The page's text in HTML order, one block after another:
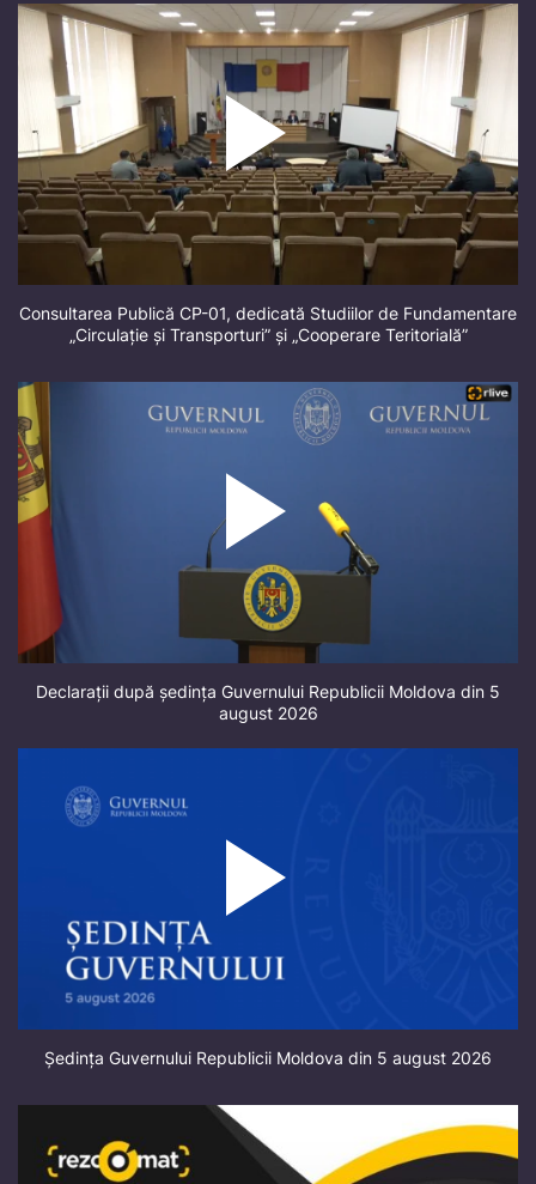
Consultarea Publică CP-01, dedicată Studiilor de Fundamentare
„Circulație și Transporturi” și „Cooperare Teritorială”
Declarații după ședința Guvernului Republicii Moldova din 5
august 2026
Ședința Guvernului Republicii Moldova din 5 august 2026